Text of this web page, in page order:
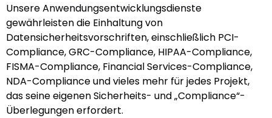
Unsere Anwendungsentwicklungsdienste
gewährleisten die Einhaltung von
Datensicherheitsvorschriften, einschließlich PCI-
Compliance, GRC-Compliance, HIPAA-Compliance,
FISMA-Compliance, Financial Services-Compliance,
NDA-Compliance und vieles mehr für jedes Projekt,
das seine eigenen Sicherheits- und „Compliance“-
Überlegungen erfordert.